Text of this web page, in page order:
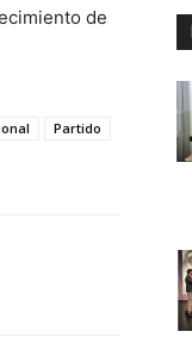
de
Partido